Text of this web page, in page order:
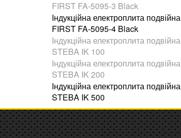
FIRST FA-5095-3 Black
Індукційна електроплита подвійна
FIRST FA-5095-4 Black
Індукційна електроплита подвійна
STEBA IK 100
Індукційна електроплита подвійна
STEBA IK 200
Індукційна електроплита подвійна
STEBA IK 500